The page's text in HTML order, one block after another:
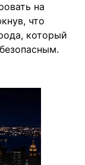
на
что
который